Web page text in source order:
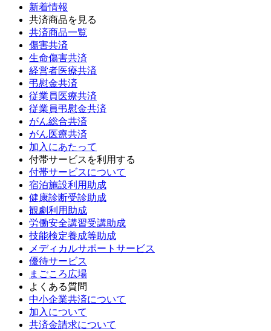
新着情報
共済商品を見る
共済商品一覧
傷害共済
生命傷害共済
経営者医療共済
弔慰金共済
従業員医療共済
従業員弔慰金共済
がん総合共済
がん医療共済
加入にあたって
付帯サービスを利用する
付帯サービスについて
宿泊施設利用助成
健康診断受診助成
観劇利用助成
労働安全講習受講助成
技能検定養成等助成
メディカルサポートサービス
優待サービス
まごころ広場
よくある質問
中小企業共済について
加入について
共済金請求について